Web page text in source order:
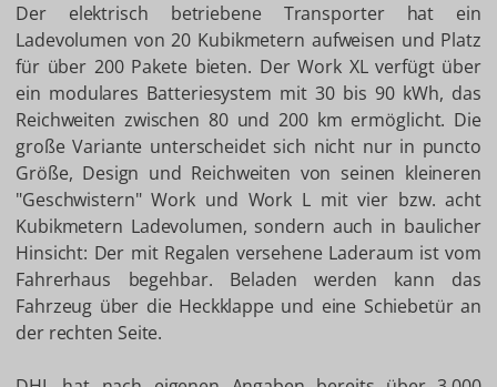
Der elektrisch betriebene Transporter hat ein
Ladevolumen von 20 Kubikmetern aufweisen und Platz
für über 200 Pakete bieten. Der Work XL verfügt über
ein modulares Batteriesystem mit 30 bis 90 kWh, das
Reichweiten zwischen 80 und 200 km ermöglicht. Die
große Variante unterscheidet sich nicht nur in puncto
Größe, Design und Reichweiten von seinen kleineren
"Geschwistern" Work und Work L mit vier bzw. acht
Kubikmetern Ladevolumen, sondern auch in baulicher
Hinsicht: Der mit Regalen versehene Laderaum ist vom
Fahrerhaus begehbar. Beladen werden kann das
Fahrzeug über die Heckklappe und eine Schiebetür an
der rechten Seite.